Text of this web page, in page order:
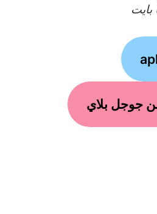
من جوجل بلاي